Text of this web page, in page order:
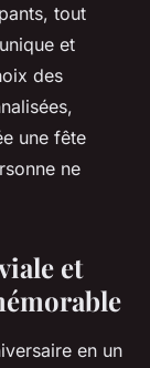
tout
et
des
une fête
ne
et
en un